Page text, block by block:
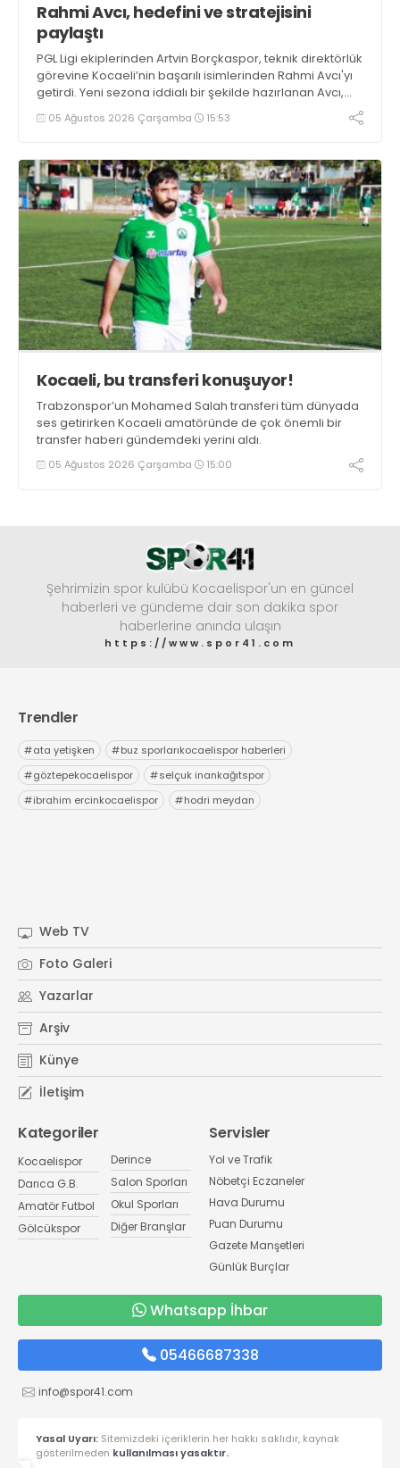
Rahmi Avcı, hedefini ve stratejisini
paylaştı
PGL Ligi ekiplerinden Artvin Borçkaspor, teknik direktörlük
görevine Kocaeli’nin başarılı isimlerinden Rahmi Avcı'yı
getirdi. Yeni sezona iddialı bir şekilde hazırlanan Avcı,
duygularını aktardı.
05 Ağustos 2026 Çarşamba 15:53
Kocaeli, bu transferi konuşuyor!
Trabzonspor’un Mohamed Salah transferi tüm dünyada
ses getirirken Kocaeli amatöründe de çok önemli bir
transfer haberi gündemdeki yerini aldı.
05 Ağustos 2026 Çarşamba 15:00
Şehrimizin spor kulübü Kocaelispor'un en güncel
haberleri ve gündeme dair son dakika spor
haberlerine anında ulaşın
https://www.spor41.com
Trendler
#ata yetişken #buz sporlarıkocaelispor haberleri
#göztepekocaelispor #selçuk inankağıtspor
#ibrahim ercinkocaelispor #hodri meydan
Web TV
Foto Galeri
Yazarlar
Arşiv
Künye
İletişim
Kategoriler
Kocaelispor
Darıca G.B.
Amatör Futbol
Gölcükspor
Derince
Salon Sporları
Okul Sporları
Diğer Branşlar
Servisler
Yol ve Trafik
Nöbetçi Eczaneler
Hava Durumu
Puan Durumu
Gazete Manşetleri
Günlük Burçlar
Whatsapp İhbar
05466687338
info@spor41.com
Yasal Uyarı: Sitemizdeki içeriklerin her hakkı saklıdır, kaynak
gösterilmeden kullanılması yasaktır.